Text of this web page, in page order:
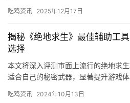
吃鸡资讯 2025年12月17日
揭秘《绝地求生》最佳辅助工
选择
本文将深入评测市面上流行的绝地求
适合自己的秘密武器，显著提升游戏体
吃鸡资讯 2024年10月13日